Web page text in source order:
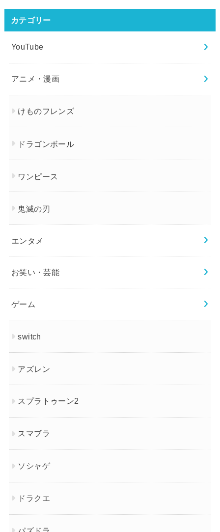
カテゴリー
YouTube
アニメ・漫画
けものフレンズ
ドラゴンボール
ワンピース
鬼滅の刃
エンタメ
お笑い・芸能
ゲーム
switch
アズレン
スプラトゥーン2
スマブラ
ソシャゲ
ドラクエ